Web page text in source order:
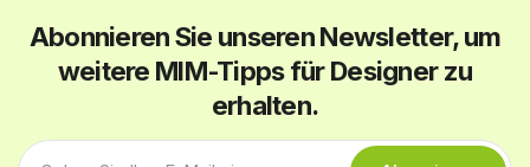
Abonnieren Sie unseren Newsletter, um
weitere MIM-Tipps für Designer zu
erhalten.